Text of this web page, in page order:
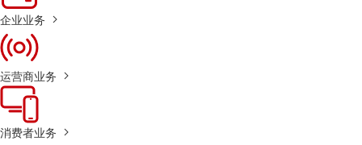
企业业务
运营商业务
消费者业务